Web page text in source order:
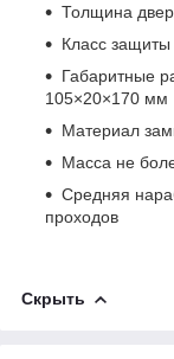
Толщина
Класс защиты
Габаритные
105×20×170 мм
Материал
Масса не
Средняя
проходов
Скрыть